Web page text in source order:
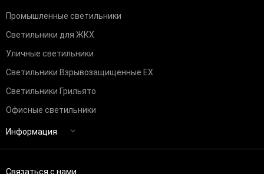
Промышленные светильники
Светильники для ЖКХ
Уличные светильники
Светильники Взрывозащищенные EX
Светильники Грильято
Офисные светильники
Информация
Связаться с нами